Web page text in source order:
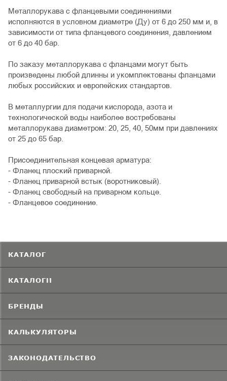
Металлорукава с фланцевыми соединениями
исполняются в условном диаметре (Ду) от 6 до 250 мм и, в
зависимости от типа фланцевого соединения, давлением
от 6 до 40 бар.
По заказу металлорукава с фланцами могут быть
произведены любой длинны и укомплектованы фланцами
любых российских и европейских стандартов.
В металлургии для подачи кислорода, азота и
технологической воды наиболее востребованы
металлорукава диаметром: 20, 25, 40, 50мм при давлениях
от 25 до 65 бар.
Присоединительная концевая арматура:
- Фланец плоский приварной.
- Фланец приварной встык (воротниковый).
- Фланец свободный на приварном кольце.
- Фланцевое соединение.
КАТАЛОГ
КАТАЛОГИ
БРЕНДЫ
КАЛЬКУЛЯТОРЫ
ЗАКОНОДАТЕЛЬСТВО